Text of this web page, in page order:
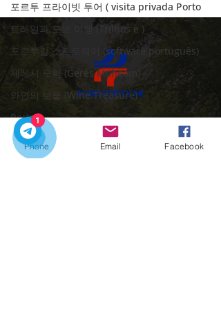
포르투 프라이빗 투어 ( visita privada Porto
트레일과 도보 여행 (Trilhos e )
포르투갈 소프트웨어 (software português)
제레시 모험 (Gerês Moheom)
와인의 보물 (Wine Treasure)
Porto
Portugal
포르투갈 여행하기 ( Travel in Portugal )
우리의 개인 투어로 포르투갈을 탐험하기에 완
벽한 시기입니다.
Phone Email Facebook
1